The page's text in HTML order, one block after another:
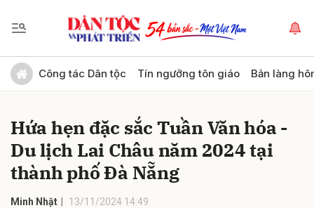
Công tác Dân tộc Tín ngưỡng tôn giáo Bản làng
Hứa hẹn đặc sắc Tuần Văn hóa -
Du lịch Lai Châu năm 2024 tại
thành phố Đà Nẵng
Minh Nhật 13/11/2024 14:49
Gửi bình luận